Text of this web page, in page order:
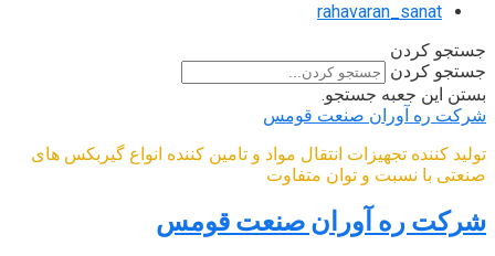
rahavaran_sanat
جستجو کردن
جستجو کردن
بستن این جعبه جستجو.
شرکت ره آوران صنعت قومس
تولید کننده تجهیزات انتقال مواد و تامین کننده انواع گیربکس های
صنعتی با نسبت و توان متفاوت
شرکت ره آوران صنعت قومس